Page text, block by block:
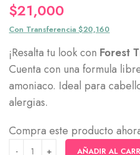
$21,000
Con Transferencia $20,160
¡Resalta tu look con Forest
Cuenta con una formula
amoniaco. Ideal para
alergias.
Compra este producto
AÑADIR AL